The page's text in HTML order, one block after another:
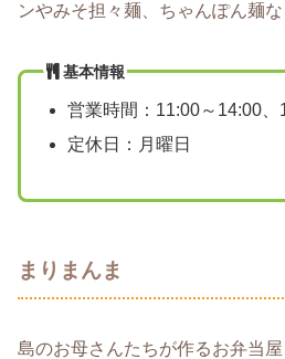
ンやみそ担々麺、ちゃんぽん麺な
基本情報
営業時間：11:00～14:00、
定休日：月曜日
まりまんま
島のお母さんたちが作るお弁当